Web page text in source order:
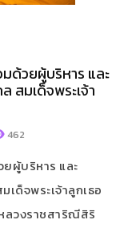
วยผู้บริหาร และ
สมเด็จพระเจ้า
462
ผู้บริหาร และ
ด็จพระเจ้าลูกเธอ
ลวงราชสาริณีสิริ